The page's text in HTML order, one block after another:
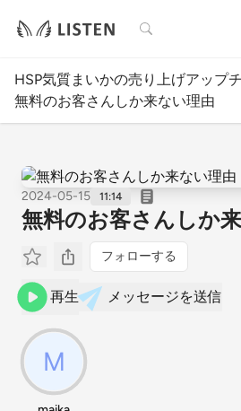
検索
HSP気質まいかの売り上げアップ
無料のお客さんしか来ない理由
2024-05-15 11:14
無料のお客さんしか
フォローする
再生 メッセージを送信